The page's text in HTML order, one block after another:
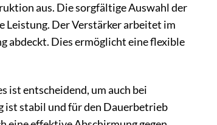
aus. Die sorgfältige Auswahl der
Leistung. Der Verstärker arbeitet im
abdeckt. Dies ermöglicht eine flexible
ist entscheidend, um auch bei
ist stabil und für den Dauerbetrieb